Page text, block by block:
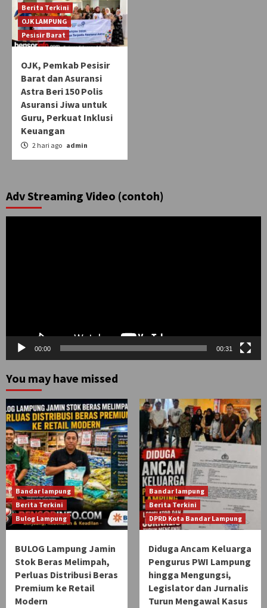
Berita Terkini
OJK LAMPUNG
Pesisir Barat
OJK, Pemkab Pesisir
Barat dan Asuransi
Astra Beri 150 Polis
Asuransi Jiwa untuk
Guru, Perkuat Inklusi
Keuangan
2 hari ago admin
Adv Streaming Video (contoh)
00:00 00:31
You may have missed
Bandar lampung
Berita Terkini
Bulog Lampung
BULOG Lampung Jamin
Stok Beras Melimpah,
Perluas Distribusi Beras
Premium ke Retail
Modern
Bandar lampung
Berita Terkini
DPRD Kota Bandar Lampung
Diduga Ancam Keluarga
Pengurus PWI Lampung
hingga Mengungsi,
Legislator dan Jurnalis
Turun Mengawal Kasus